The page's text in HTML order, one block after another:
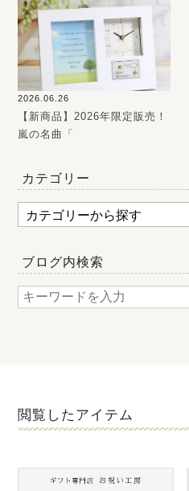
2026.06.26
【新商品】2026年限定販売！
嵐の名曲「
カテゴリー
ブログ内検索
閲覧したアイテム